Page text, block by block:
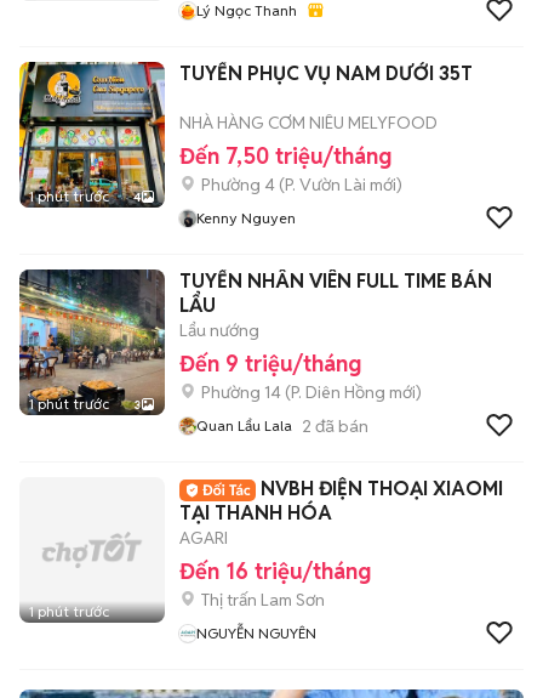
Lý Ngọc Thanh
1 phút trước 4
TUYỂN PHỤC VỤ NAM DƯỚI 35T
NHÀ HÀNG CƠM NIÊU MELYFOOD
Đến 7,50 triệu/tháng
Phường 4 (P. Vườn Lài mới)
Kenny Nguyen
1 phút trước 3
TUYỂN NHÂN VIÊN FULL TIME BÁN
LẨU
Lẩu nướng
Đến 9 triệu/tháng
Phường 14 (P. Diên Hồng mới)
Quan Lẩu Lala 2 đã bán
1 phút trước
NVBH ĐIỆN THOẠI XIAOMI
TẠI THANH HÓA
AGARI
Đến 16 triệu/tháng
Thị trấn Lam Sơn
NGUYỄN NGUYÊN